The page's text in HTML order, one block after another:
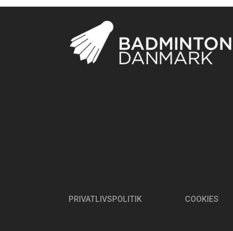
PRIVATLIVSPOLITIK COOKIES